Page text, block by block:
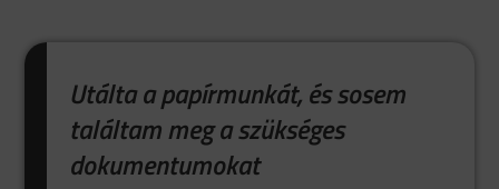
Utálta a papírmunkát, és sosem
találtam meg a szükséges
dokumentumokat